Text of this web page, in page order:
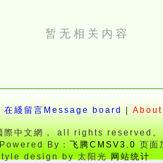
暂 无 相 关 内 容
在綫留言Message board
中文網， all rights reserved。
By：飞腾CMSV3.0页面
design by 太阳光 网站统计